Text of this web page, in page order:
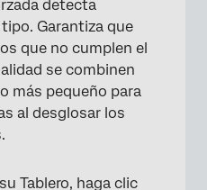
detecta
Garantiza que
que no cumplen el
se combinen
más pequeño para
al desglosar los
Tablero, haga clic